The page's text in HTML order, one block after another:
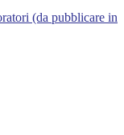
(da pubblicare in